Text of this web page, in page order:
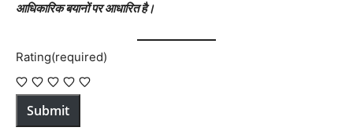
आधिकारिक बयानों पर आधारित है।
Rating(required)
Submit